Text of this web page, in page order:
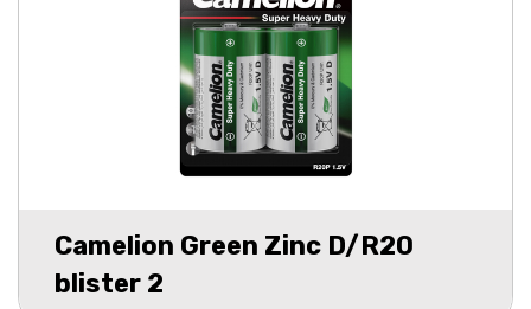
Camelion Green Zinc D/R20
blister 2